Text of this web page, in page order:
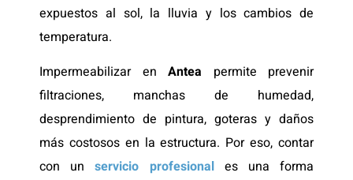
expuestos al sol, la lluvia y los cambios de
temperatura.
Impermeabilizar en Antea permite prevenir
filtraciones, manchas de humedad,
desprendimiento de pintura, goteras y daños
más costosos en la estructura. Por eso, contar
con unservicio profesional es una forma